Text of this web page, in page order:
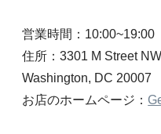
営業時間：10:00~19:00
住所：3301 M Street
Washington, DC 20007
お店のホームページ：